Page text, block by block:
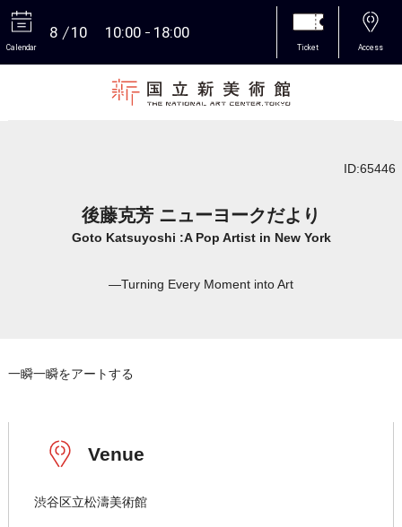
Calendar
8 10 10:00 18:00
Ticket Access
ID:65446
後藤克芳 ニューヨークだより
Goto Katsuyoshi :A Pop Artist in New York
―Turning Every Moment into Art
一瞬一瞬をアートする
Venue
渋谷区立松濤美術館